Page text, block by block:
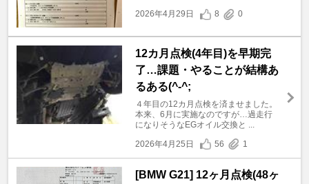
2026年4月29日
8 0
12カ月点検(4年目)を早期完
了…課題・やることが結構あ
るある(^-^;
４年目の12カ月点検を済ませました。
本来、6月に実施なのですが…過走行
になりそうなEGオイル交換と ...
2026年4月25日
56 1
[BMW G21] 12ヶ月点検(48ヶ